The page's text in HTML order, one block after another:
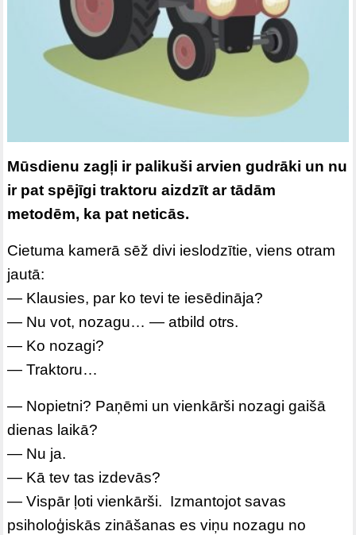
Mūsdienu zagļi ir palikuši arvien gudrāki un nu
ir pat spējīgi traktoru aizdzīt ar tādām
metodēm, ka pat neticās.
Cietuma kamerā sēž divi ieslodzītie, viens otram
jautā:
— Klausies, par ko tevi te iesēdināja?
— Nu vot, nozagu… — atbild otrs.
— Ko nozagi?
— Traktoru…
— Nopietni? Paņēmi un vienkārši nozagi gaišā
dienas laikā?
— Nu ja.
— Kā tev tas izdevās?
— Vispār ļoti vienkārši. Izmantojot savas
psiholoģiskās zināšanas es viņu nozagu no